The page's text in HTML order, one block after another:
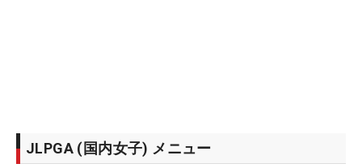
JLPGA (国内女子) メニュー